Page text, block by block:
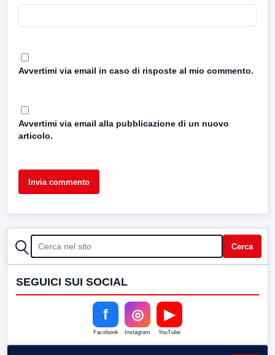
Avvertimi via email in caso di risposte al mio commento.
Avvertimi via email alla pubblicazione di un nuovo
articolo.
CERCA Cerca
SEGUICI SUI SOCIAL
f
Facebook
◎
Instagram
▶
YouTube